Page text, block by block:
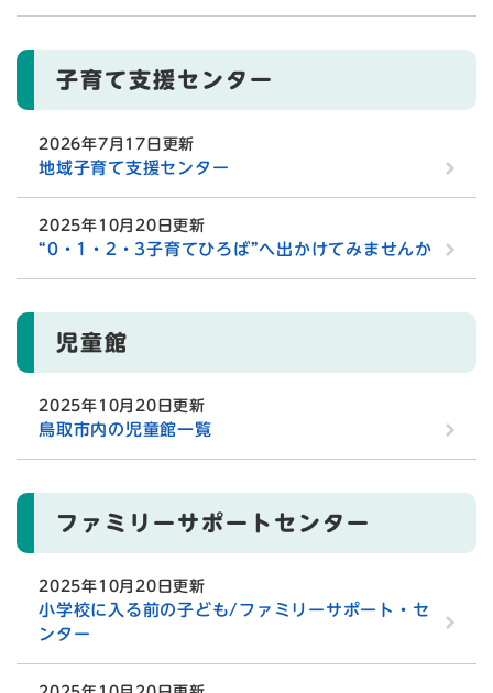
子育て支援センター
2026年7月17日更新
地域子育て支援センター
2025年10月20日更新
“0・1・2・3子育てひろば”へ出かけてみませんか
児童館
2025年10月20日更新
鳥取市内の児童館一覧
ファミリーサポートセンター
2025年10月20日更新
小学校に入る前の子ども/ファミリーサポート・セ
ンター